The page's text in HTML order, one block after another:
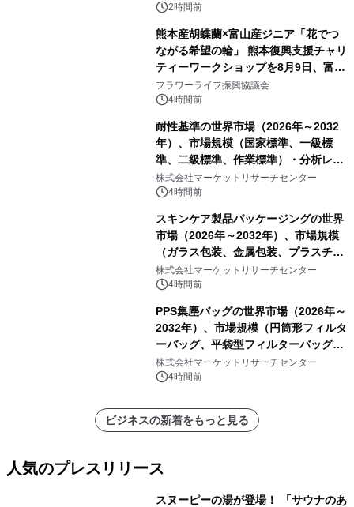
PropTech-Lab
2時間前
熊本産胡蝶蘭×富山産ジニア「花でつ
ながる希望の輪」 熊本復興支援チャリ
ティーワークショップを8月9日、富
山・射水で開催
フラワーライフ振興協議会
4時間前
耐性基準の世界市場（2026年～2032
年）、市場規模（国家標準、一級標
準、二級標準、作業標準）・分析レポ
ートを発表
株式会社マーケットリサーチセンター
4時間前
スキンケア製品パッケージングの世界
市場（2026年～2032年）、市場規模
（ガラス包装、金属包装、プラスチッ
ク包装、その他）・分析レポートを発
表
株式会社マーケットリサーチセンター
4時間前
PPS集塵バッグの世界市場（2026年～
2032年）、市場規模（円筒形フィルタ
ーバッグ、平袋型フィルターバッグ、
プリーツフィルターバッグ、その
他）・分析レポートを発表
株式会社マーケットリサーチセンター
4時間前
ビジネスの新着をもっと見る
人気のプレスリリース
スヌーピーの湯が登場！ 「サウナのあ